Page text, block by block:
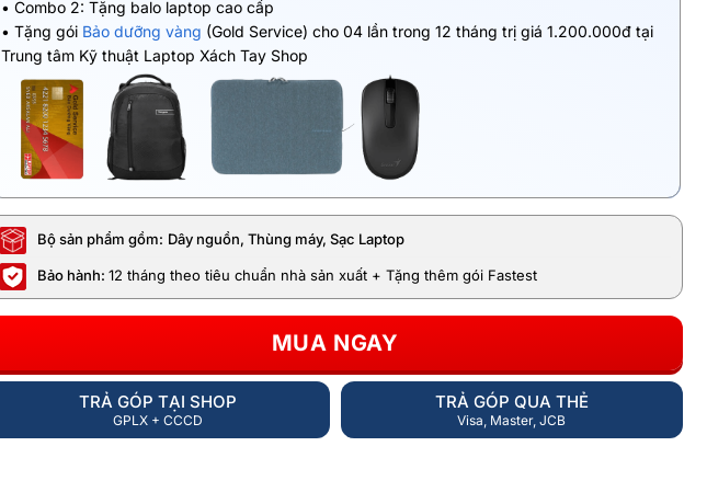
• Combo 2: Tặng balo laptop cao cấp
• Tặng gói Bảo dưỡng vàng (Gold Service) cho 04 lần trong 12 tháng trị giá 1.200.000đ tại
Trung tâm Kỹ thuật Laptop Xách Tay Shop
Bộ sản phẩm gồm: Dây nguồn, Thùng máy, Sạc Laptop
Bảo hành: 12 tháng theo tiêu chuẩn nhà sản xuất + Tặng thêm gói Fastest
MUA NGAY
TRẢ GÓP TẠI SHOP
GPLX + CCCD
TRẢ GÓP QUA THẺ
Visa, Master, JCB